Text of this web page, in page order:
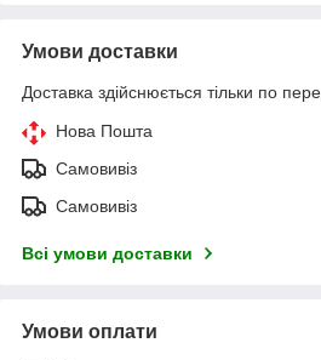
Умови доставки
Доставка здійснюється тільки по
Нова Пошта
Самовивіз
Самовивіз
Всі умови доставки
Умови оплати